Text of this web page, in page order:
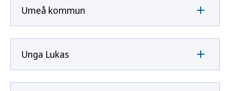
Umeå kommun
Unga Lukas